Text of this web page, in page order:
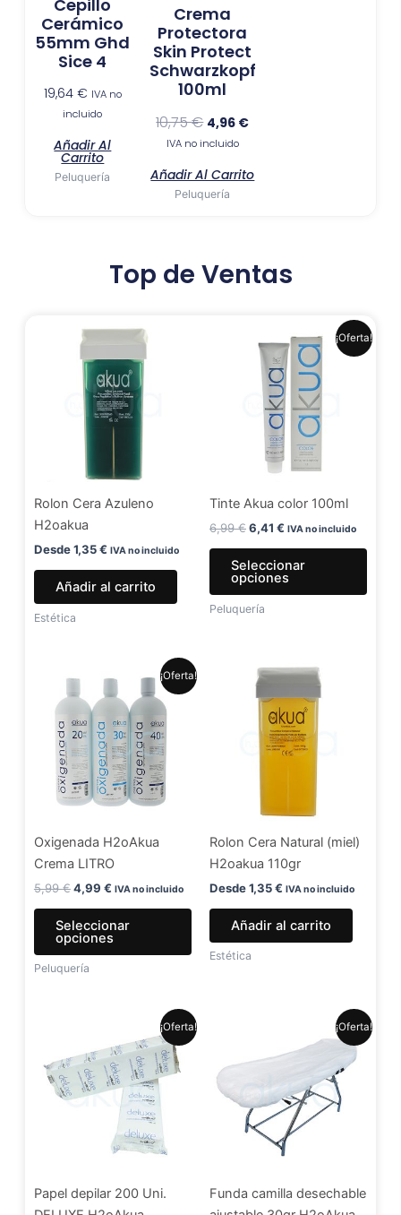
Cepillo
Cerámico
55mm Ghd
Sice 4
19,64 € IVA no
incluido
Añadir Al
Carrito
Peluquería
Crema
Protectora
Skin Protect
Schwarzkopf
100ml
10,75€ 4,96 €
IVA no incluido
Añadir Al Carrito
Peluquería
Top de Ventas
Rolon Cera Azuleno
H2oakua
Desde1,35€ IVA no incluido
Añadir al carrito
Estética
¡Oferta!
Tinte Akua color 100ml
6,99€
precio
original
era:
6,99 €.
6,41 €
precio
actual
es:
6,41 €.
IVA no incluido
Seleccionar
opciones
Este
en
Peluquería
¡Oferta!
Oxigenada H2oAkua
Crema LITRO
5,99€
original
era:
5,99 €.
4,99 €
precio
actual
4,99 €.
IVA no incluido
Seleccionar
opciones
Este
producto
pueden
elegir
la
página
de
Peluquería
Rolon Cera Natural (miel)
H2oakua 110gr
Desde1,35€ IVA no incluido
Añadir al carrito
Estética
¡Oferta!
Papel depilar 200 Uni.
original
era:
7,99 €.
actual
es:
6,49 €.
¡Oferta!
Funda camilla desechable
original
era:
actual
1,20 €.